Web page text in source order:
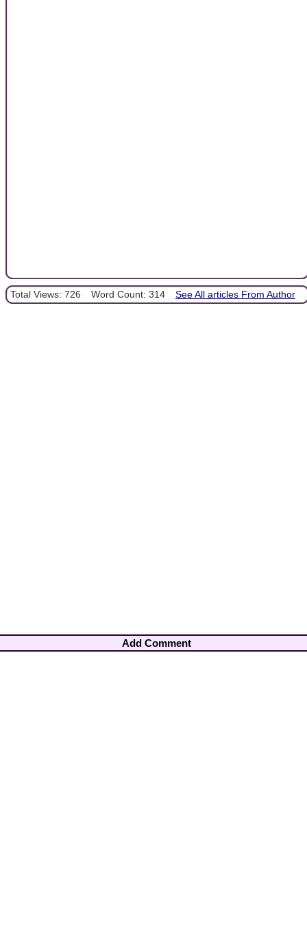
Total Views: 726 Word Count: 314 See All articles From Author
Add Comment